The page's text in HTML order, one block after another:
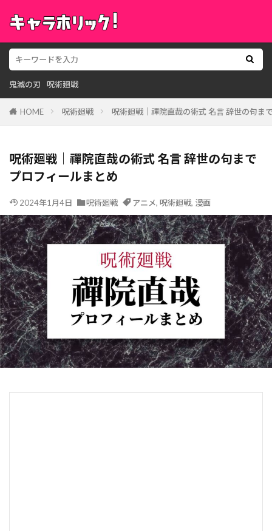
鬼滅の刃 呪術廻戦
HOME 呪術廻戦 呪術廻戦｜禪院直哉の術式 名言 辞世の句ま
呪術廻戦｜禪院直哉の術式 名言 辞世の句まで
プロフィールまとめ
2024年1月4日 呪術廻戦 アニメ, 呪術廻戦, 漫画